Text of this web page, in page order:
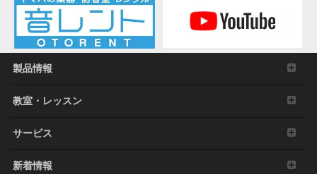
製品情報
教室・レッスン
サービス
新着情報